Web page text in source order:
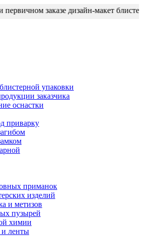
заказе дизайн-макет
упаковки
заказчика
оснастки
приварку
приманок
изделий
и метизов
пузырей
химии
и ленты